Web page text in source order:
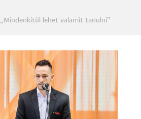
„Mindenkitől lehet valamit tanulni”